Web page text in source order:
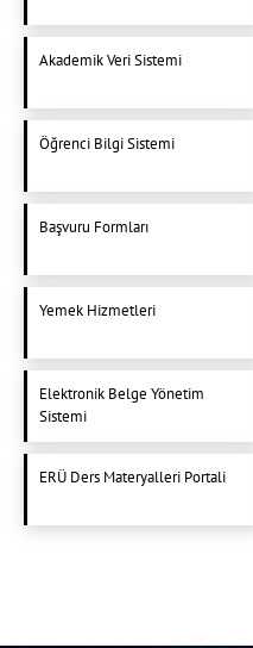
Akademik Veri Sistemi
Öğrenci Bilgi Sistemi
Başvuru Formları
Yemek Hizmetleri
Elektronik Belge Yönetim
Sistemi
ERÜ Ders Materyalleri Portali